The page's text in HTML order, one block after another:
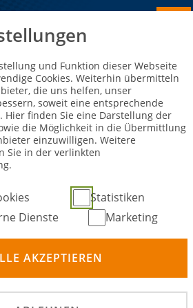
SIDECAR WM
WM
18. Juli 2026
MSC Straßbessenbach
Motocross
204 - FIM Sidecar
und Funktion dieser Webseite
Cookies. Weiterhin übermitteln
die uns helfen, unser
soweit eine entsprechende
Hier finden Sie eine Darstellung der
die Möglichkeit in die Übermittlung
einzuwilligen. Weitere
Sie in der verlinkten
Statistiken
Dienste
Marketing
AKZEPTIEREN